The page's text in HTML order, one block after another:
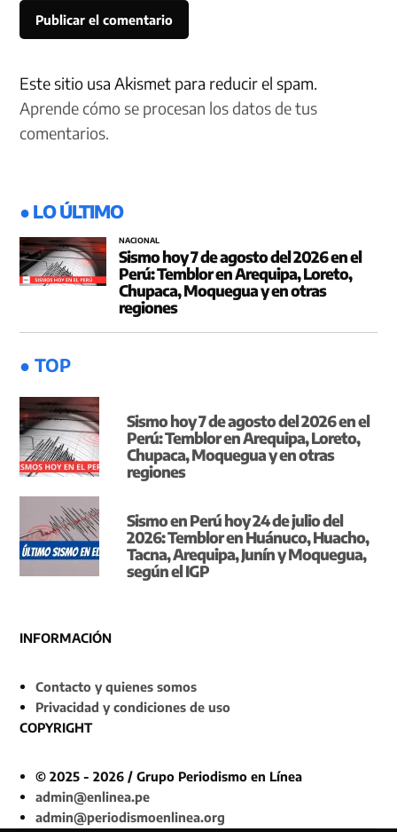
Este sitio usa Akismet para reducir el spam.
Aprende cómo se procesan los datos de tus
comentarios.
● LO ÚLTIMO
NACIONAL
Sismo hoy 7 de agosto del 2026 en el
Perú: Temblor en Arequipa, Loreto,
Chupaca, Moquegua y en otras
regiones
● TOP
Sismo hoy 7 de agosto del 2026 en el
Perú: Temblor en Arequipa, Loreto,
Chupaca, Moquegua y en otras
regiones
Sismo en Perú hoy 24 de julio del
2026: Temblor en Huánuco, Huacho,
Tacna, Arequipa, Junín y Moquegua,
según el IGP
INFORMACIÓN
Contacto y quienes somos
Privacidad y condiciones de uso
COPYRIGHT
© 2025 - 2026 / Grupo Periodismo en Línea
admin@enlinea.pe
admin@periodismoenlinea.org